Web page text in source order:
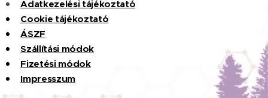
Adatkezelési tájékoztató
Cookie tájékoztató
ÁSZF
Szállítási módok
Fizetési módok
Impresszum